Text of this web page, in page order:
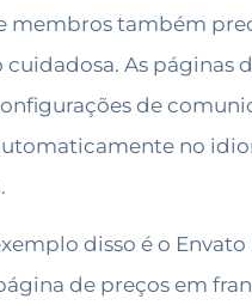
membros também
As páginas
de
no
disso é o
de preços em